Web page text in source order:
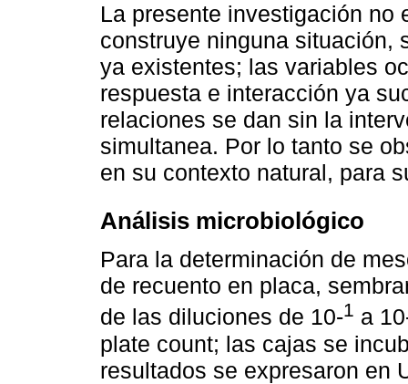
La presente investigación no
construye ninguna situación,
ya existentes; las variables
respuesta e interacción ya
relaciones se dan sin la
simultanea. Por lo tanto se
en su contexto natural, para
Análisis microbiológico
Para la determinación de
de recuento en placa,
de las diluciones de 10-1 a
plate count; las cajas se
resultados se expresaron en